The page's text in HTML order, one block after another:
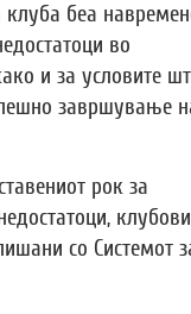
клуба беа
во
и за условите
завршување
рок за
со Системот